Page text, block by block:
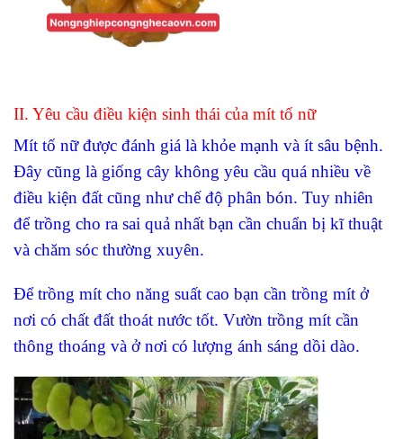
II. Yêu cầu điều kiện sinh thái của mít tố nữ
Mít tố nữ được đánh giá là khỏe mạnh và ít sâu bệnh.
Đây cũng là giống cây không yêu cầu quá nhiều về
điều kiện đất cũng như chế độ phân bón. Tuy nhiên
để trồng cho ra sai quả nhất bạn cần chuẩn bị kĩ thuật
và chăm sóc thường xuyên.
Để trồng mít cho năng suất cao bạn cần trồng mít ở
nơi có chất đất thoát nước tốt. Vườn trồng mít cần
thông thoáng và ở nơi có lượng ánh sáng dồi dào.